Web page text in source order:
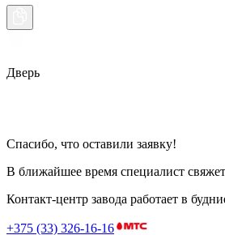
Дверь
Спасибо, что оставили заявку!
В ближайшее время специалист
Контакт-центр завода работает в
+375 (33) 326-16-16